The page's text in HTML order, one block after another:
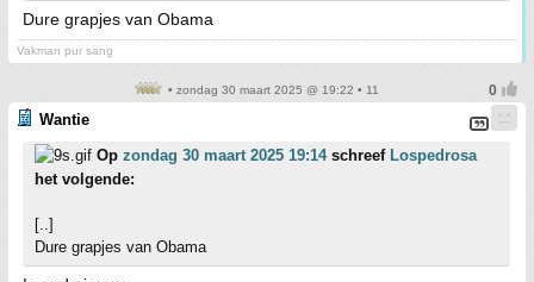
Dure grapjes van Obama
Vakman pur sang
• zondag 30 maart 2025 @ 19:22 • 11
Wantie
Op zondag 30 maart 2025 19:14schreef Lospedrosa
het volgende:
[..]
Dure grapjes van Obama